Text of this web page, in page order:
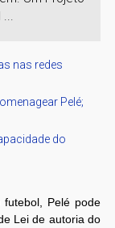
...
nas redes
Pelé;
do
Pelé pode
Lei de autoria do